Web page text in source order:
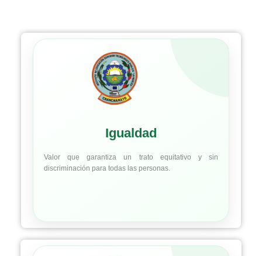
Igualdad
Valor que garantiza un trato equitativo y sin
discriminación para todas las personas.